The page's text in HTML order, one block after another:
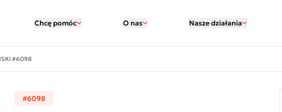
Chcę pomóc O nas Nasze działania
#6098
#6098